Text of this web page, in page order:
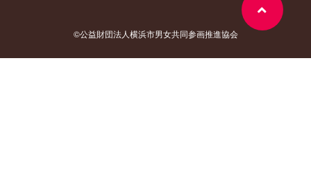
©公益財団法人横浜市男女共同参画推進協会